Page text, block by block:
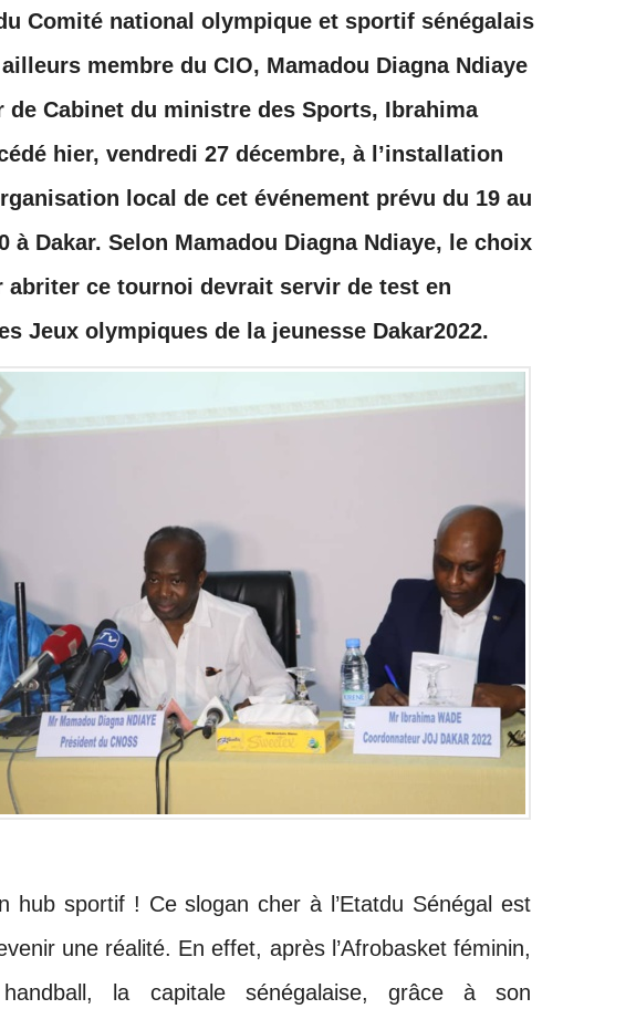
Comité national olympique et sportif sénégalais
membre du CIO, Mamadou Diagna Ndiaye
de Cabinet du ministre des Sports, Ibrahima
hier, vendredi 27 décembre, à l’installation
local de cet événement prévu du 19 au
à Dakar. Selon Mamadou Diagna Ndiaye, le choix
abriter ce tournoi devrait servir de test en
Jeux olympiques de la jeunesse Dakar2022.
hub sportif ! Ce slogan cher à l’Etatdu Sénégal est
une réalité. En effet, après l’Afrobasket féminin,
la capitale sénégalaise, grâce à son